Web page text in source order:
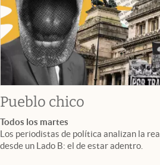
Pueblo chico
Todos los martes
Los periodistas de política analizan la
desde un Lado B: el de estar adentro.